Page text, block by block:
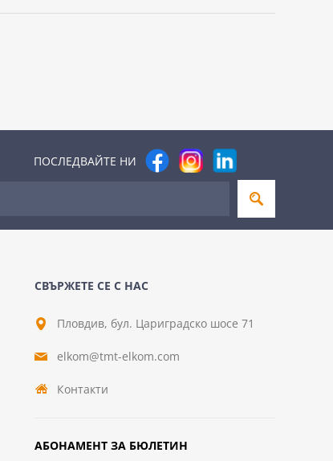
ПОСЛЕДВАЙТЕ НИ
СВЪРЖЕТЕ СЕ С НАС
Пловдив, бул. Цариградско шосе 71
elkom@tmt-elkom.com
Контакти
АБОНАМЕНТ ЗА БЮЛЕТИН